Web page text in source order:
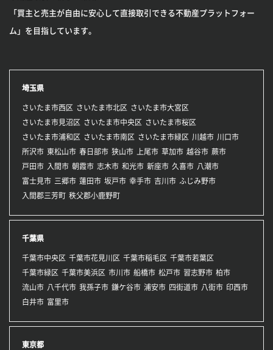
「買主と売主が自由に安心して直接取引できる不動産プラットフォー
ム」を目指しています。
埼玉県
さいたま市西区 さいたま市北区
さいたま市大宮区
さいたま市見沼区
さいたま市中央区
さいたま市桜区
さいたま市浦和区
さいたま市南区 さいたま市緑区 川越市 川口市
所沢市 東松山市 春日部市 狭山市 上尾市 草加市 越谷市 蕨市
戸田市 入間市 朝霞市 志木市 和光市 新座市 久喜市 八潮市
富士見市 三郷市 蓮田市 坂戸市 幸手市 吉川市 ふじみ野市
入間郡三芳町 秩父郡小鹿野町
千葉県
千葉市中央区 千葉市花見川区 千葉市稲毛区 千葉市若葉区
千葉市緑区 千葉市美浜区 市川市 船橋市 松戸市 習志野市 柏市
流山市 八千代市 我孫子市 鎌ケ谷市 浦安市 四街道市 八街市 印西市
白井市 富里市
東京都